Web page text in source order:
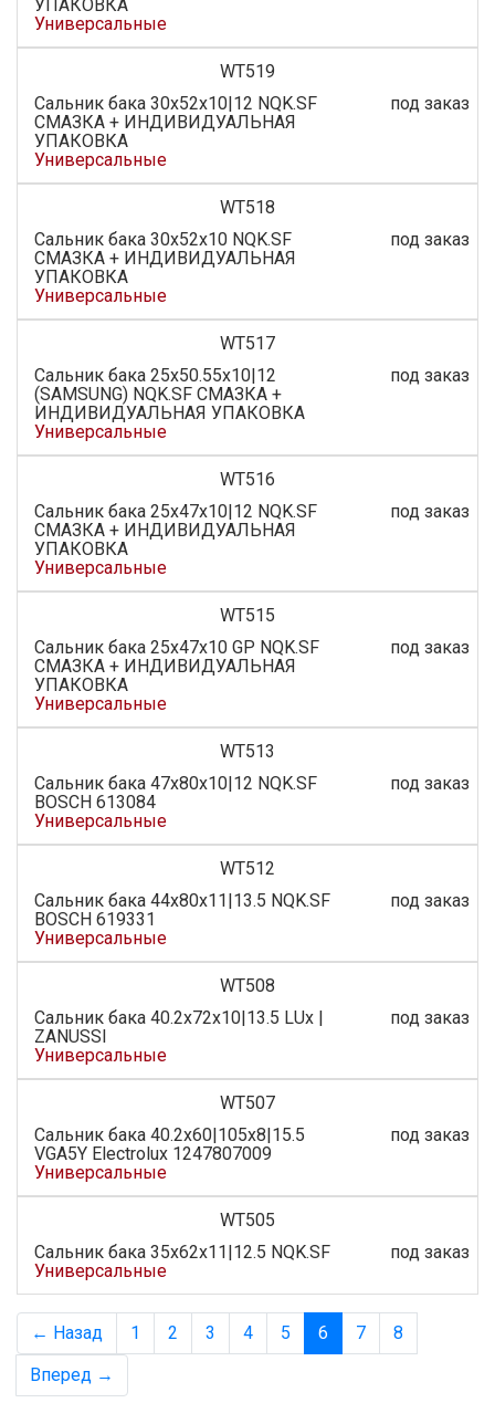
УПАКОВКА
Универсальные
WT519
Сальник бака 30x52x10|12 NQK.SF
СМАЗКА + ИНДИВИДУАЛЬНАЯ
УПАКОВКА
Универсальные
под заказ
WT518
Сальник бака 30x52x10 NQK.SF
СМАЗКА + ИНДИВИДУАЛЬНАЯ
УПАКОВКА
Универсальные
под заказ
WT517
Сальник бака 25х50.55х10|12
(SAMSUNG) NQK.SF СМАЗКА +
ИНДИВИДУАЛЬНАЯ УПАКОВКА
Универсальные
под заказ
WT516
Сальник бака 25х47х10|12 NQK.SF
СМАЗКА + ИНДИВИДУАЛЬНАЯ
УПАКОВКА
Универсальные
под заказ
WT515
Сальник бака 25х47х10 GP NQK.SF
СМАЗКА + ИНДИВИДУАЛЬНАЯ
УПАКОВКА
Универсальные
под заказ
WT513
Сальник бака 47x80x10|12 NQK.SF
BOSCH 613084
Универсальные
под заказ
WT512
Сальник бака 44х80х11|13.5 NQK.SF
BOSCH 619331
Универсальные
под заказ
WT508
Сальник бака 40.2x72x10|13.5 LUх |
ZANUSSI
Универсальные
под заказ
WT507
Сальник бака 40.2x60|105x8|15.5
VGA5Y Electroluх 1247807009
Универсальные
под заказ
WT505
Сальник бака 35x62x11|12.5 NQK.SF
Универсальные
под заказ
← Назад 1 2 3 4 5 6 7
8
Вперед →